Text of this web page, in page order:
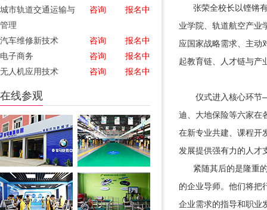
城市轨道交通运输与
管理
咨询 报名中
汽车维修新技术 咨询
报名中
电子商务
咨询
报名中
无人机应用技术
咨询 报名中
在线参观
张荣全校长以铿锵有
业学院、轨道航空产业
应国家战略需求、主动
起教育链、人才链与产
仪式进入核心环节
迪、大地保险等六家在
在新专业共建、课程开
发展提供强有力的人才
紧随其后的是隆重的
的企业导师。他们将把
企业需求的指导和职业